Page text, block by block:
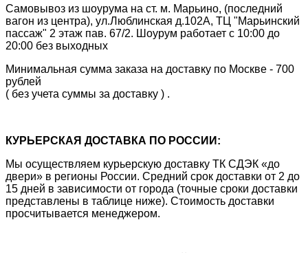
Самовывоз из шоурума на ст. м. Марьино, (последний
вагон из центра), ул.Люблинская д.102А, ТЦ "Марьинский
пассаж" 2 этаж пав. 67/2. Шоурум работает с 10:00 до
20:00 без выходных
Минимальная сумма заказа на доставку по Москве - 700
рублей
( без учета суммы за доставку ) .
КУРЬЕРСКАЯ ДОСТАВКА ПО РОССИИ:
Мы осуществляем курьерскую доставку ТК СДЭК «до
двери» в регионы России. Средний срок доставки от 2 до
15 дней в зависимости от города (точные сроки доставки
представлены в таблице ниже). Стоимость доставки
просчитывается менеджером.